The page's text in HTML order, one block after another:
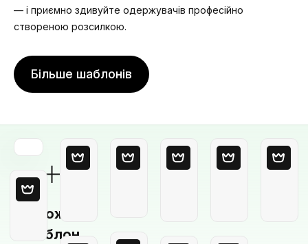
— і приємно здивуйте одержувачів професійно
створеною розсилкою.
Більше шаблонів
Порожній
шаблон